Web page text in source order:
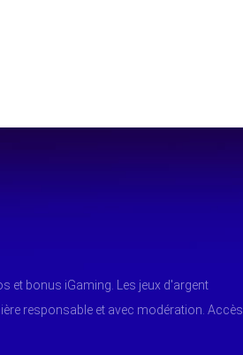
et bonus iGaming. Les jeux d'argent
responsable et avec modération. Accès